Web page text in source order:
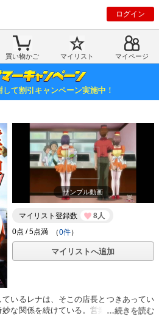
ログイン
買い物かご マイリスト マイページ
して割引キャンペーン実施中！
サンプル動画
マイリスト登録数
8人
（0件）
マイリストへ追加
いるレナは、そこの店長とつきあってい
な関係を続けている。営業中にも関わら